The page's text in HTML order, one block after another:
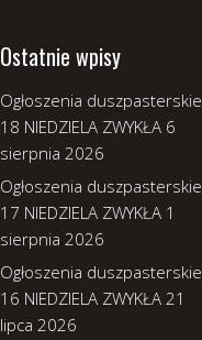
Ostatnie wpisy
Ogłoszenia duszpasterskie
18 NIEDZIELA ZWYKŁA 6
sierpnia 2026
Ogłoszenia duszpasterskie
17 NIEDZIELA ZWYKŁA 1
sierpnia 2026
Ogłoszenia duszpasterskie
16 NIEDZIELA ZWYKŁA 21
lipca 2026